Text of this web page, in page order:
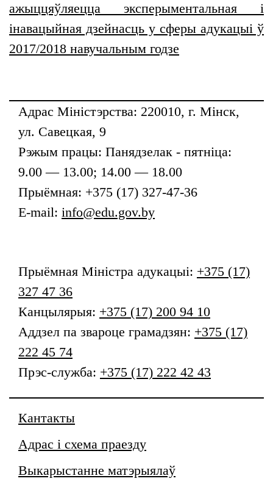
ажыццяўляецца эксперыментальная і
інавацыйная дзейнасць у сферы адукацыі ў
2017/2018 навучальным годзе
Адрас Міністэрства: 220010, г. Мінск,
ул. Савецкая, 9
Рэжым працы: Панядзелак - пятніца:
9.00 — 13.00; 14.00 — 18.00
Прыёмная: +375 (17) 327-47-36
E-mail: info@edu.gov.by
Прыёмная Міністра адукацыі: +375 (17)
327 47 36
Канцылярыя: +375 (17) 200 94 10
Аддзел па звароце грамадзян: +375 (17)
222 45 74
Прэс-служба: +375 (17) 222 42 43
Кантакты
Адрас і схема праезду
Выкарыстанне матэрыялаў